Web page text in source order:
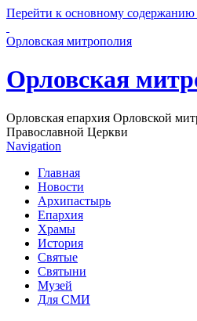
Перейти к основному
Орловская митрополия
Орловская
Орловская епархия Орловской
Православной Церкви
Navigation
Главная
Новости
Архипастырь
Епархия
Храмы
История
Святые
Святыни
Музей
Для СМИ